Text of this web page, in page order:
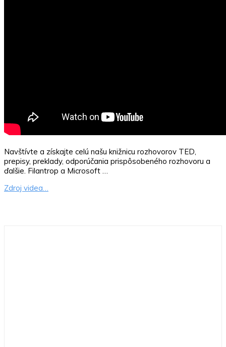
Navštívte a získajte celú našu knižnicu rozhovorov TED,
prepisy, preklady, odporúčania prispôsobeného rozhovoru a
ďalšie. Filantrop a Microsoft …
Zdroj videa…